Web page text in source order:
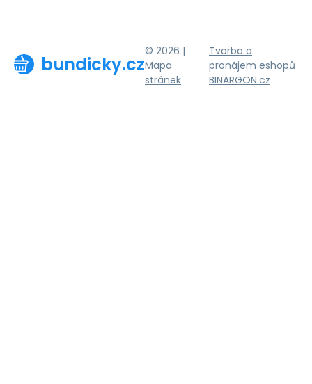
bundicky.cz
© 2026 |
Mapa
stránek
Tvorba a
pronájem eshopů
BINARGON.cz